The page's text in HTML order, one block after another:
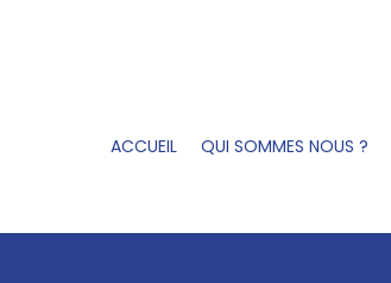
ACCUEIL QUI SOMMES NOUS ?